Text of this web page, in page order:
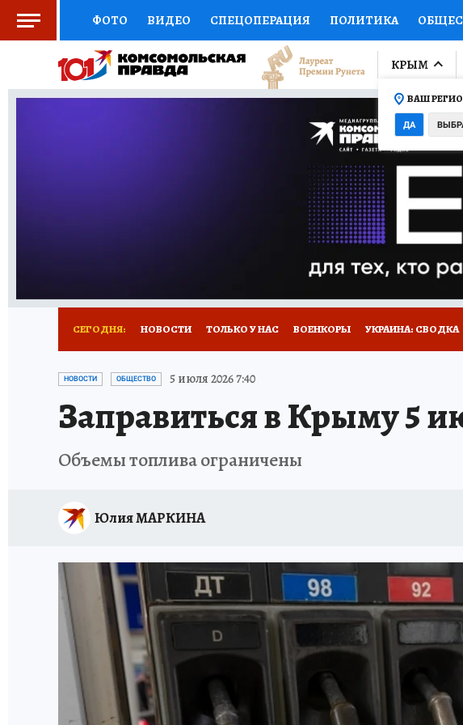
ФОТО ВИДЕО СПЕЦОПЕРАЦИЯ ПОЛИТИКА
ЗДОРОВЬЕ СОЦПОДДЕРЖКА НАУКА СПОРТ
ВЫБОР ЭКСПЕРТОВ ДОКТОР ФИНАНСЫ
ПРОГНОЗЫ НА СПОРТ ПРОМОКОДЫ
ТЕЛЕВИЗОР
НОВОЕ НА САЙТЕ
КРЫМ
ВАШ
ДА
СЕГОДНЯ: НОВОСТИ ТОЛЬКО У НАС ВОЕНКОРЫ УКРАИНА: СВОДКА
СИТУАЦИЯ С МАЗУТОМ В КРЫМУ
НОВОСТИ ОБЩЕСТВО 5 июля 2026 7:40
Заправиться в Крыму 5
Объемы топлива ограничены
Юлия МАРКИНА